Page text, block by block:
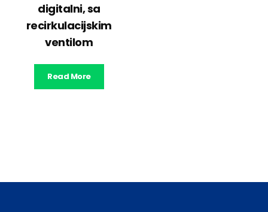
digitalni, sa
recirkulacijskim
ventilom
Read More